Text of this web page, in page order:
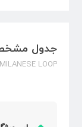
جدول
LOOP